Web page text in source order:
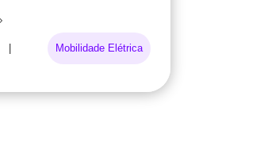
| Mobilidade Elétrica